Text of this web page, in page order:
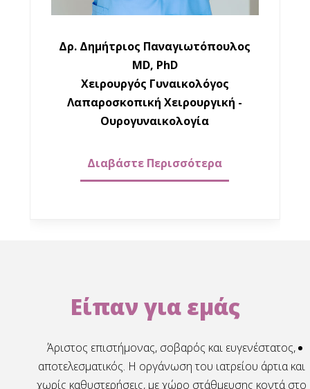
Δρ. Δημήτριος Παναγιωτόπουλος
MD, PhD
Χειρουργός Γυναικολόγος
Λαπαροσκοπική Χειρουργική -
Ουρογυναικολογία
Διαβάστε Περισσότερα
Είπαν για εμάς
Άριστος επιστήμονας, σοβαρός και ευγενέστατος,
αποτελεσματικός. Η οργάνωση του ιατρείου άρτια και
χωρίς καθυστερήσεις, με χώρο στάθμευσης κοντά στο